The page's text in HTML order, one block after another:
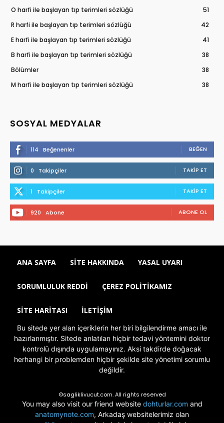
O harfi ile başlayan tıp terimleri sözlüğü
51
R harfi ile başlayan tıp terimleri sözlüğü
42
E harfi ile başlayan tıp terimleri sözlüğü
41
B harfi ile başlayan tıp terimleri sözlüğü
38
Bölümler
38
M harfi ile başlayan tıp terimleri sözlüğü
38
SOSYAL MEDYALAR
114 Beğenenler BEĞEN
0 Takipçiler TAKIP ET
1 Takipçiler TAKIP ET
920 Abone ABONE OL
ANA SAYFA SITE HAKKINDA YASAL UYARI
SORUMLULUK REDDI ÇEREZ POLITIKAMIZ
SITE HARITASI İLETIŞIM
Bu sitede yer alan içeriklerin her biri bilgilendirme amacı ile
hazırlanmıştır. Sitede anlatılan hiçbir tedavi yöntemini doktor
kontrolü dışında uygulamayınız. Aksi takdirde doğacak
herhangi bir problemden hiçbir şekilde site yönetimi sorumlu
değildir.
©sagliklivucut.com. All rights reserved
You may also visit our friend website dohturlar.com and
anatomynote.com, Arkadaş websitelerimiz olan